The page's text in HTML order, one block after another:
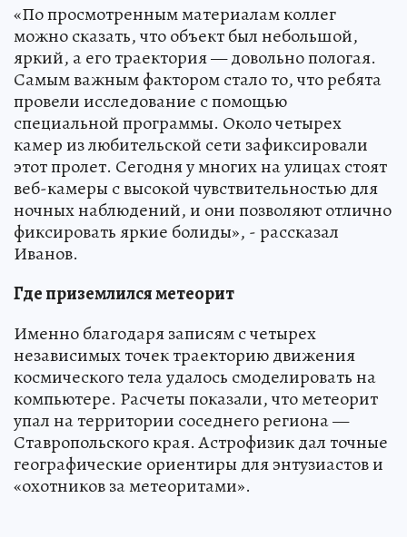
«По просмотренным материалам коллег
можно сказать, что объект был небольшой,
яркий, а его траектория — довольно пологая.
Самым важным фактором стало то, что ребята
провели исследование с помощью
специальной программы. Около четырех
камер из любительской сети зафиксировали
этот пролет. Сегодня у многих на улицах стоят
веб-камеры с высокой чувствительностью для
ночных наблюдений, и они позволяют отлично
фиксировать яркие болиды», - рассказал
Иванов.
Где приземлился метеорит
Именно благодаря записям с четырех
независимых точек траекторию движения
космического тела удалось смоделировать на
компьютере. Расчеты показали, что метеорит
упал на территории соседнего региона —
Ставропольского края. Астрофизик дал точные
географические ориентиры для энтузиастов и
«охотников за метеоритами».